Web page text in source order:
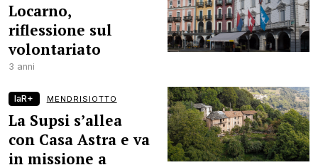
Locarno,
riflessione sul
volontariato
3 anni
laR+ MENDRISIOTTO
La Supsi s’allea
con Casa Astra e va
in missione a